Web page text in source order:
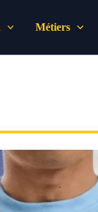
Métiers